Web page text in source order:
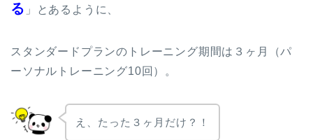
る 」とあるように、
スタンダードプランのトレーニング期間は３ヶ月（パ
ーソナルトレーニング10回）。
え、たった３ヶ月だけ？！